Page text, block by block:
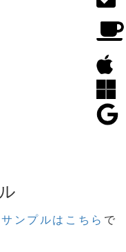
ンプルはこちら で